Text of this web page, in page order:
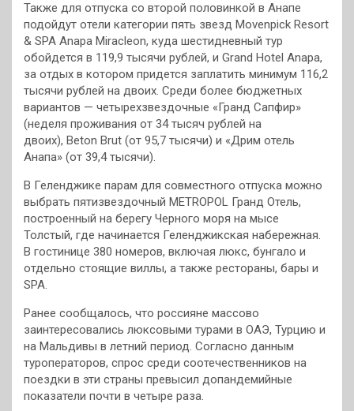
Также для отпуска со второй половинкой в Анапе
подойдут отели категории пять звезд Movenpick Resort
& SPA Anapa Miracleon, куда шестидневный тур
обойдется в 119,9 тысячи рублей, и Grand Hotel Anapa,
за отдых в котором придется заплатить минимум 116,2
тысячи рублей на двоих. Среди более бюджетных
вариантов — четырехзвездочные «Гранд Сапфир»
(неделя проживания от 34 тысяч рублей на
двоих), Beton Brut (от 95,7 тысячи) и «Дрим отель
Анапа» (от 39,4 тысячи).
В Геленджике парам для совместного отпуска можно
выбрать пятизвездочный METROPOL Гранд Отель,
построенный на берегу Черного моря на мысе
Толстый, где начинается Геленджикская набережная.
В гостинице 380 номеров, включая люкс, бунгало и
отдельно стоящие виллы, а также рестораны, бары и
SPA.
Ранее сообщалось, что россияне массово
заинтересовались люксовыми турами в ОАЭ, Турцию и
на Мальдивы в летний период. Согласно данным
туроператоров, спрос среди соотечественников на
поездки в эти страны превысил допандемийные
показатели почти в четыре раза.